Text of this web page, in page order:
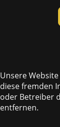
Unsere
diese fremden
oder Betreiber
entfernen.